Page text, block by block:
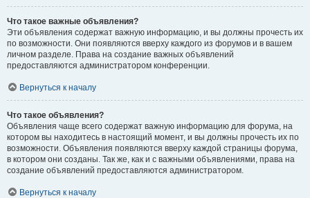
Что такое важные объявления?
Эти объявления содержат важную информацию, и вы должны прочесть их
по возможности. Они появляются вверху каждого из форумов и в вашем
личном разделе. Права на создание важных объявлений
предоставляются администратором конференции.
Вернуться к началу
Что такое объявления?
Объявления чаще всего содержат важную информацию для форума, на
котором вы находитесь в настоящий момент, и вы должны прочесть их по
возможности. Объявления появляются вверху каждой страницы форума,
в котором они созданы. Так же, как и с важными объявлениями, права на
создание объявлений предоставляются администратором.
Вернуться к началу